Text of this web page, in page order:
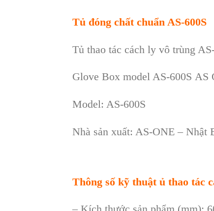
Tủ đóng chất chuẩn AS-600S
Tủ thao tác cách ly vô trùng
Glove Box model AS-600S AS
Model: AS-600S
Nhà sản xuất: AS-ONE – Nhật
Thông số kỹ thuật ủ thao tác